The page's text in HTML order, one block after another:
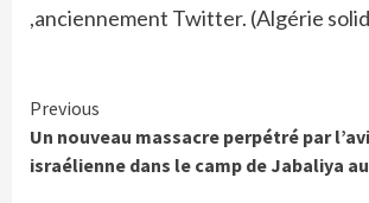
,anciennement Twitter. (Algérie
Continue
Reading
Previous
Un nouveau massacre perpétré par
israélienne dans le camp de Jabaliya